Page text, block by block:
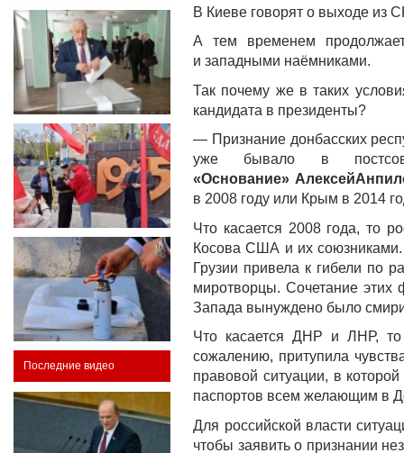
Последние видео
В Киеве говорят о выходе из
А тем временем
и западными наёмниками.
Так почему же в таких
кандидата в президенты?
— Признание донбасских
уже бывало в
«Основание» Алексей
в 2008 году или Крым в 2014
Что касается 2008 года, то
Косова США и их союзниками.
Грузии привела к гибели по
миротворцы. Сочетание этих
Запада вынуждено было
Что касается ДНР и ЛНР, то
сожалению, притупила
правовой ситуации, в
паспортов всем желающим в
Для российской власти
чтобы заявить о признании